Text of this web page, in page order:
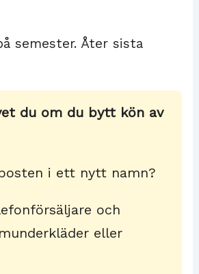
semester. Åter sista
du om du bytt kön av
i ett nytt namn?
och
eller